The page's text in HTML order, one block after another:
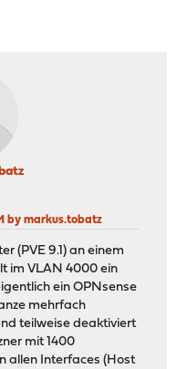
by markus.tobatz
(PVE 9.1) an einem
im VLAN 4000 ein
ein OPNsense
mehrfach
teilweise deaktiviert
mit 1400
allen Interfaces (Host